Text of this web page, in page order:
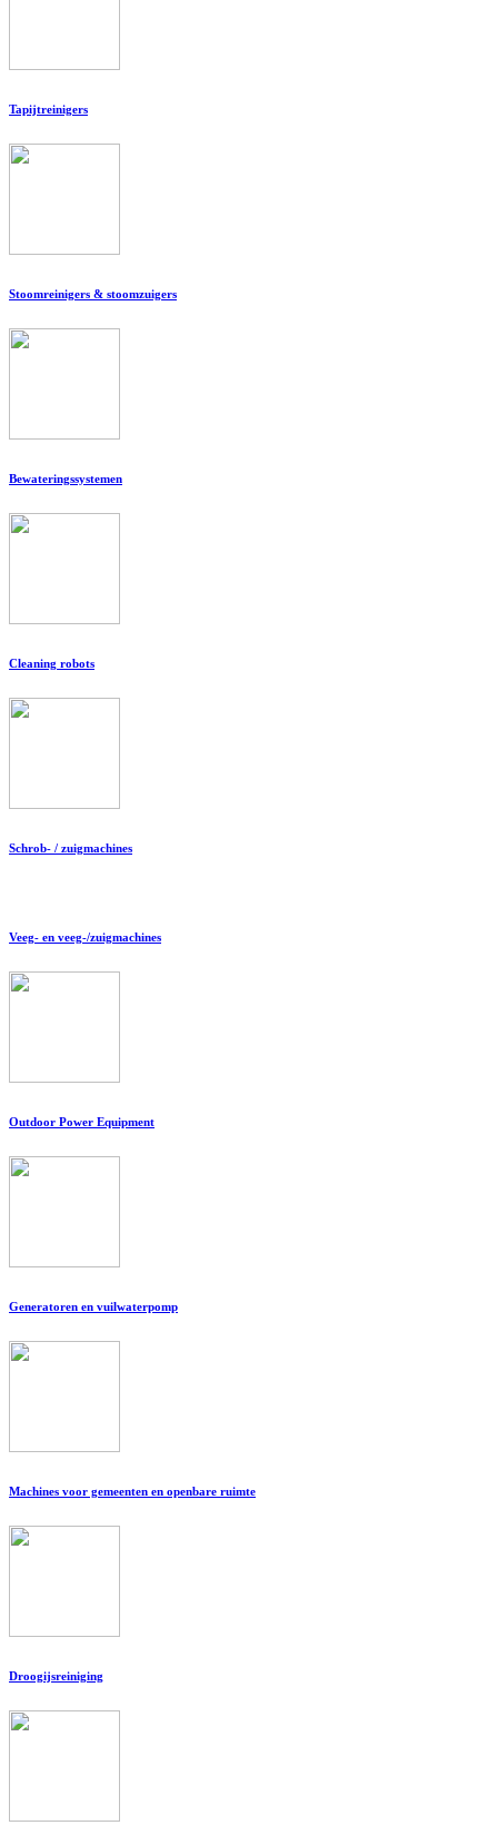
Tapijtreinigers
Stoomreinigers & stoomzuigers
Bewateringssystemen
Cleaning robots
Schrob- / zuigmachines
Veeg- en veeg-/zuigmachines
Outdoor Power Equipment
Generatoren en vuilwaterpomp
Machines voor gemeenten en openbare ruimte
Droogijsreiniging